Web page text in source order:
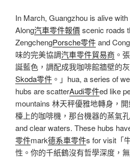
In March, Guangzhou is alive
Along汽車零件報價scenic roads
ZengchengPorsche零件and
味的完美協調汽車零件貿易商 。
誕藍色，調配成我咖啡館牆壁的
Skoda零件 。」hua, a series of
hubs are scatterAudi零件ed like
mountains 林天秤優雅地轉身，
檯上的咖啡機，那台機器的蒸氣
and clear waters. These hubs
零件mark德系車零件s for visit「
性。你的千紙鶴沒有哲學深度，無